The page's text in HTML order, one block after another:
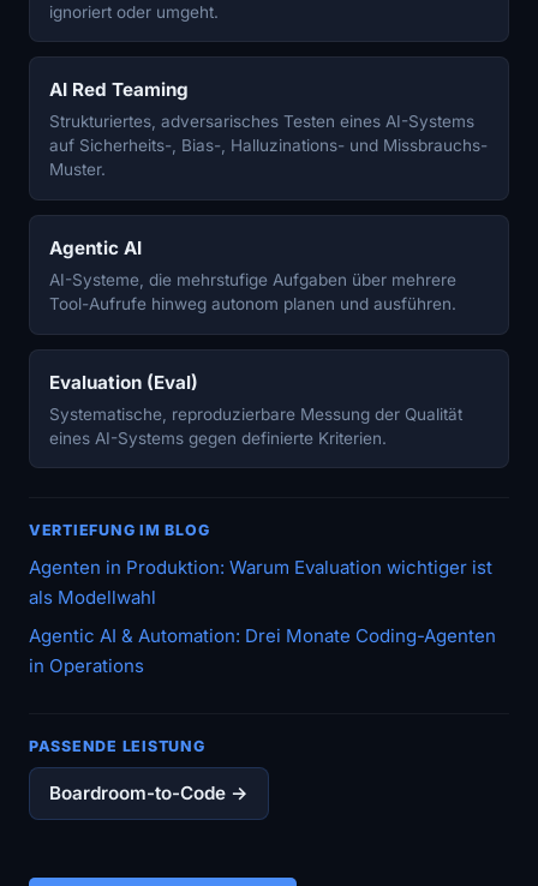
ignoriert oder umgeht.
AI Red Teaming
Strukturiertes, adversarisches Testen eines AI-Systems
auf Sicherheits-, Bias-, Halluzinations- und Missbrauchs-
Muster.
Agentic AI
AI-Systeme, die mehrstufige Aufgaben über mehrere
Tool-Aufrufe hinweg autonom planen und ausführen.
Evaluation (Eval)
Systematische, reproduzierbare Messung der Qualität
eines AI-Systems gegen definierte Kriterien.
VERTIEFUNG IM BLOG
Agenten in Produktion: Warum Evaluation wichtiger ist
als Modellwahl
Agentic AI & Automation: Drei Monate Coding-Agenten
in Operations
PASSENDE LEISTUNG
Boardroom-to-Code →